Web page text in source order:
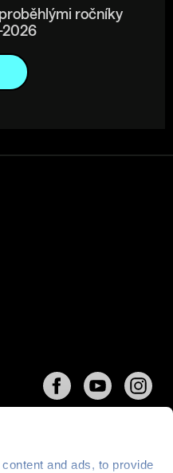
and ads, to provide
ročníky